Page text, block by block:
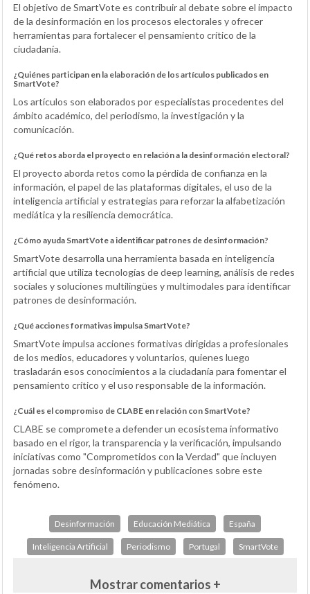
El objetivo de SmartVote es contribuir al debate sobre el impacto
de la desinformación en los procesos electorales y ofrecer
herramientas para fortalecer el pensamiento crítico de la
ciudadanía.
¿Quiénes participan en la elaboración de los artículos publicados en
SmartVote?
Los artículos son elaborados por especialistas procedentes del
ámbito académico, del periodismo, la investigación y la
comunicación.
¿Qué retos aborda el proyecto en relación a la desinformación electoral?
El proyecto aborda retos como la pérdida de confianza en la
información, el papel de las plataformas digitales, el uso de la
inteligencia artificial y estrategias para reforzar la alfabetización
mediática y la resiliencia democrática.
¿Cómo ayuda SmartVote a identificar patrones de desinformación?
SmartVote desarrolla una herramienta basada en inteligencia
artificial que utiliza tecnologías de deep learning, análisis de redes
sociales y soluciones multilingües y multimodales para identificar
patrones de desinformación.
¿Qué acciones formativas impulsa SmartVote?
SmartVote impulsa acciones formativas dirigidas a profesionales
de los medios, educadores y voluntarios, quienes luego
trasladarán esos conocimientos a la ciudadanía para fomentar el
pensamiento crítico y el uso responsable de la información.
¿Cuál es el compromiso de CLABE en relación con SmartVote?
CLABE se compromete a defender un ecosistema informativo
basado en el rigor, la transparencia y la verificación, impulsando
iniciativas como "Comprometidos con la Verdad" que incluyen
jornadas sobre desinformación y publicaciones sobre este
fenómeno.
Desinformación Educación Mediática España
Inteligencia Artificial Periodismo Portugal SmartVote
Mostrar comentarios +